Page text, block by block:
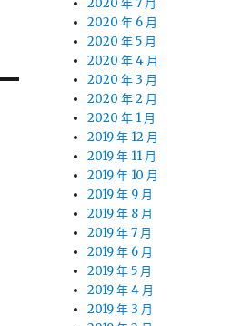
2020 年 7 月
2020 年 6 月
2020 年 5 月
2020 年 4 月
2020 年 3 月
2020 年 2 月
2020 年 1 月
2019 年 12 月
2019 年 11 月
2019 年 10 月
2019 年 9 月
2019 年 8 月
2019 年 7 月
2019 年 6 月
2019 年 5 月
2019 年 4 月
2019 年 3 月